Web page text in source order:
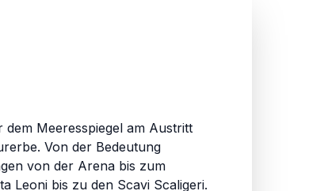
dem Meeresspiegel am Austritt
Von der Bedeutung
von der Arena bis zum
Leoni bis zu den Scavi Scaligeri.